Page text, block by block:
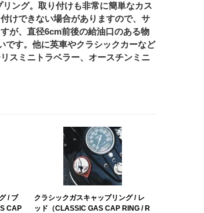
ング。取り付けも非常に簡単なカス
けできない場合がありますので、サ
が、直径6cm前後の給油口のある物
です。他に英車やクラシックカーなど
スミニトラベラー、オースチンミニ
/ ブ
CAP
クラシックガスキャップリング / レ
ッド（CLASSIC GAS CAP RING / R